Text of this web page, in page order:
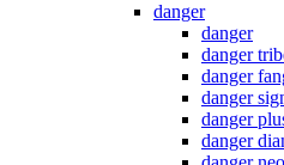
danger
danger
danger
danger
danger
danger
danger